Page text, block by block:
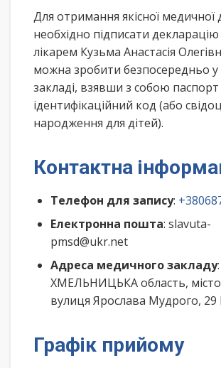
Для отримання якісної
необхідно підписати
лікарем Кузьма Анастасія
можна зробити безпосередньо
закладі, взявши з собою паспорт
ідентифікаційний код (або
народження для дітей).
Контактна
Телефон для запису:
Електронна пошта: slavuta-
pmsd@ukr.net
Адреса медичного закладу:
ХМЕЛЬНИЦЬКА область,
вулиця Ярослава Мудрого, 29
Графік прийому